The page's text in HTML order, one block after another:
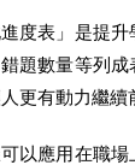
度表」是提
題數量等列
更有動力繼續
以應用在職